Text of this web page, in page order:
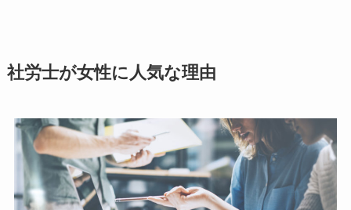
社労士が女性に人気な理由